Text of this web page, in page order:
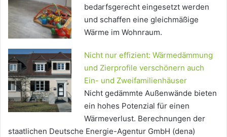
bedarfsgerecht eingesetzt werden
und schaffen eine gleichmäßige
Wärme im Wohnraum.
Nicht nur effizient: Wärmedämmung
und Zierprofile verschönern auch
Ein- und Zweifamilienhäuser
Nicht gedämmte Außenwände bieten
ein hohes Potenzial für einen
Wärmeverlust. Berechnungen der
staatlichen Deutsche Energie-Agentur GmbH (dena)